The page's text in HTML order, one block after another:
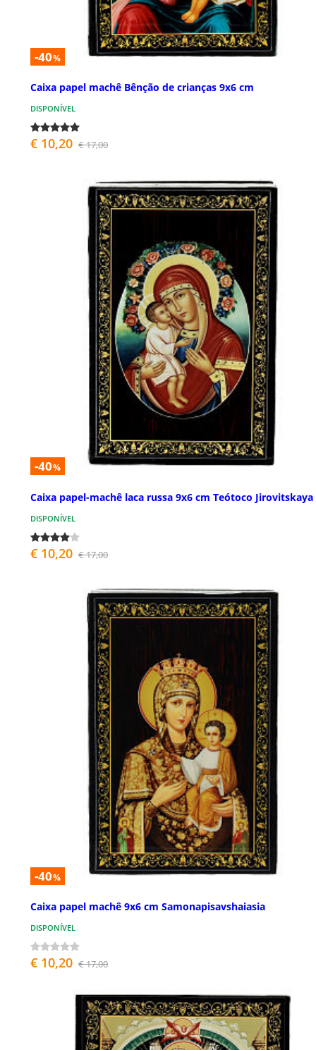
-40%
Caixa papel machê Bênção de crianças 9x6 cm
DISPONÍVEL
€ 10,20 € 17,00
-40%
Caixa papel-machê laca russa 9x6 cm Teótoco Jirovitskaya
DISPONÍVEL
€ 10,20 € 17,00
-40%
Caixa papel machê 9x6 cm Samonapisavshaiasia
DISPONÍVEL
€ 10,20 € 17,00